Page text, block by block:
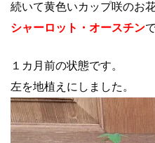
続いて黄色いカップ咲のお
シャーロット・オースチン
１カ月前の状態です。
左を地植えにしました。